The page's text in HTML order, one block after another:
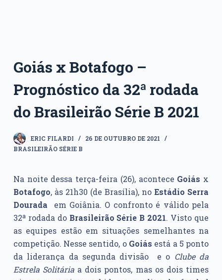
Goiás x Botafogo –
Prognóstico da 32ª rodada
do Brasileirão Série B 2021
ERIC FILARDI
26 DE OUTUBRO DE 2021
BRASILEIRÃO SÉRIE B
Na noite dessa terça-feira (26), acontece Goiás x
Botafogo, às 21h30 (de Brasília), noEstádio Serra
Dourada em Goiânia. O confronto é válido pela
32ª rodada do Brasileirão Série B 2021. Visto que
as equipes estão em situações semelhantes na
competição. Nesse sentido, oGoiás está a 5 ponto
da liderança da segunda divisão e o Clube da
Estrela Solitária a dois pontos, mas os dois times